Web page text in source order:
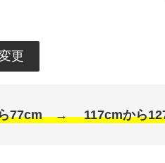
更
77cm → 117cmから